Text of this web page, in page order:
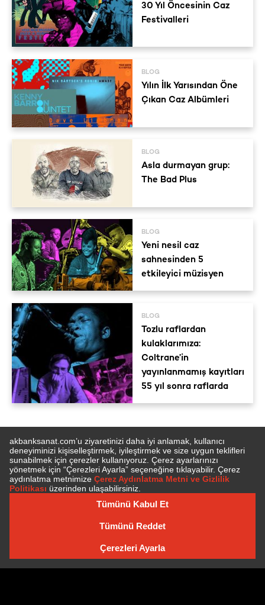
30 Yıl Öncesinin Caz
Festivalleri
BLOG
Yılın İlk Yarısından Öne
Çıkan Caz Albümleri
BLOG
Asla durmayan grup:
The Bad Plus
BLOG
Yeni nesil caz
sahnesinden 5
etkileyici müzisyen
BLOG
Tozlu raflardan
kulaklarımıza:
Coltrane’in
yayınlanmamış kayıtları
55 yıl sonra raflarda